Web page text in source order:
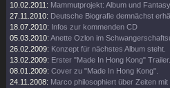
10.02.2011: Mammutprojekt: Album und
27.11.2010: Deutsche Biografie demnächst
18.07.2010: Infos zur kommenden CD
05.03.2010: Anette Ozlon im
26.02.2009: Konzept für nächstes Album steht.
13.02.2009: Erster "Made In Hong Kong" Trailer.
08.01.2009: Cover zu "Made In Hong Kong".
24.11.2008: Marco philosophiert über Zeiten mit